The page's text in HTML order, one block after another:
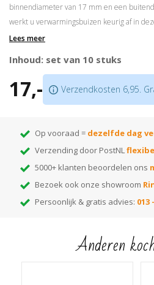
binnendiameter van 17 mm en een
werkt u verwarmingsbuizen keurig af in
rozetten zijn eenvoudig op maat te maken
Zelfklevend
Bestaat uit 2 delen; u hoeft geen buizen
Verkrijgbaar in meer dan175 kleuren
prijs is per 10 stuks!
Lees meer
Inhoud: set van 10 stuks
17,- Verzendkosten 6,95.
Op vooraad = dezelfde dag
Verzending door PostNL
5000+ klanten beoordelen ons
Bezoek ook onze showroom
Persoonlijk & gratis advies: 013
Anderen